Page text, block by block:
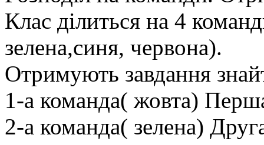
Клас ділиться на 4
зелена,синя, червона).
Отримують завдання
1-а команда( жовта)
2-а команда( зелена)